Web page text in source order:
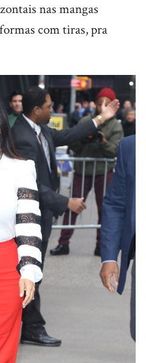
nas mangas
com tiras, pra